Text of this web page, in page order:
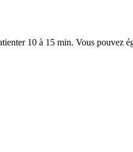
10 à 15 min. Vous pouvez